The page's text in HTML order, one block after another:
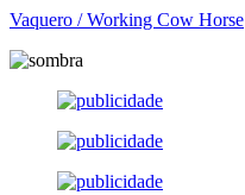
Vaquero / Working Cow Horse